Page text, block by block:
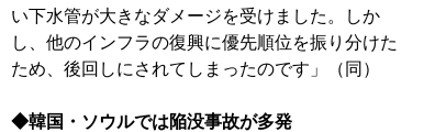
い下水管が大きなダメージを受けました。しか
し、他のインフラの復興に優先順位を振り分けた
ため、後回しにされてしまったのです」（同）
◆韓国・ソウルでは陥没事故が多発